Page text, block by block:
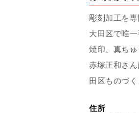
彫刻加工を専
大田区で唯
焼印、真ち
赤塚正和さ
田区ものづ
住所